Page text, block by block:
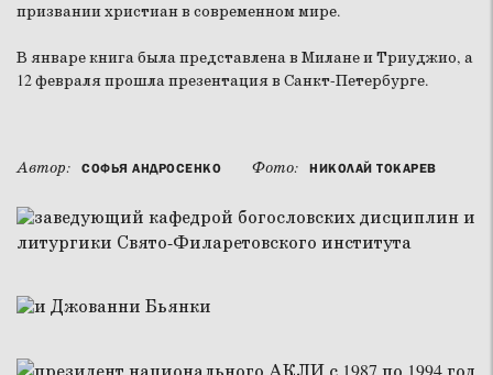
призвании христиан в современном мире.
В январе книга была представлена в Милане и Триуджио, а
12 февраля прошла презентация в Санкт-Петербурге.
Автор: СОФЬЯ АНДРОСЕНКО Фото: НИКОЛАЙ ТОКАРЕВ